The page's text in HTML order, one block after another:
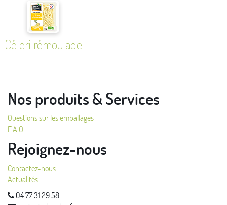
Céleri rémoulade
Nos produits & Services
Questions sur les emballages
F.A.Q.
Rejoignez-nous
Contactez-nous
Actualités
04 77 31 29 58